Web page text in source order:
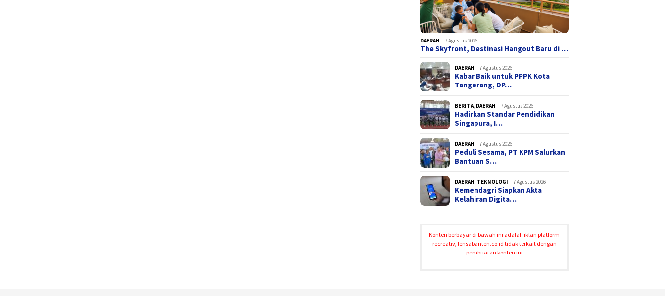
DAERAH 7 Agustus 2026
The Skyfront, Destinasi Hangout Baru di …
DAERAH 7 Agustus 2026
Kabar Baik untuk PPPK Kota
Tangerang, DP…
BERITA, DAERAH 7 Agustus 2026
Hadirkan Standar Pendidikan
Singapura, I…
DAERAH 7 Agustus 2026
Peduli Sesama, PT KPM Salurkan
Bantuan S…
DAERAH, TEKNOLOGI 7 Agustus 2026
Kemendagri Siapkan Akta
Kelahiran Digita…
Konten berbayar di bawah ini adalah iklan platform
recreativ, lensabanten.co.id tidak terkait dengan
pembuatan konten ini